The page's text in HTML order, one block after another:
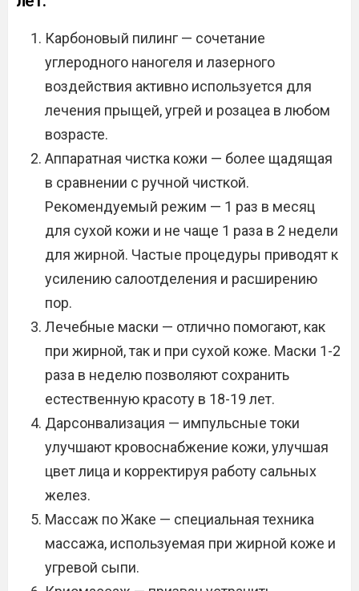
Карбоновый пилинг — сочетание
углеродного наногеля и лазерного
воздействия активно используется для
лечения прыщей, угрей и розацеа в любом
возрасте.
Аппаратная чистка кожи — более щадящая
в сравнении с ручной чисткой.
Рекомендуемый режим — 1 раз в месяц
для сухой кожи и не чаще 1 раза в 2 недели
для жирной. Частые процедуры приводят к
усилению салоотделения и расширению
пор.
Лечебные маски — отлично помогают, как
при жирной, так и при сухой коже. Маски 1-2
раза в неделю позволяют сохранить
естественную красоту в 18-19 лет.
Дарсонвализация — импульсные токи
улучшают кровоснабжение кожи, улучшая
цвет лица и корректируя работу сальных
желез.
Массаж по Жаке — специальная техника
массажа, используемая при жирной коже и
угревой сыпи.